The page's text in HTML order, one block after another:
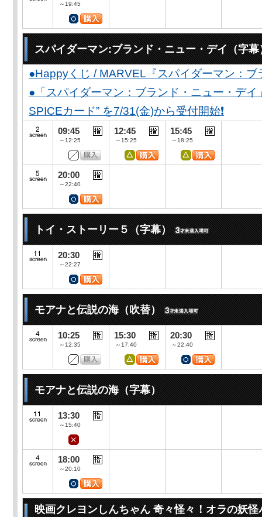
～19:45
スパイダーマン:ブランド・ニュー・デイ（字幕
●Happyくじ / MARVEL『スパイダーマン：
●「スパイダーマン：ブランド・ニュー・デ
SPICEカード” を7/31(金)から受付開始❗️
09:45
～12:25
12:45
～15:25
15:45
～18:25
20:00
～22:40
トイ・ストーリー５（字幕）
20:30
～22:27
モアナと伝説の海（吹替）
10:25
～12:35
15:30
～17:40
20:30
～22:40
モアナと伝説の海（字幕）
13:30
～15:40
18:00
～20:10
映画クレヨンしんちゃん 奇々怪々！オラの妖怪